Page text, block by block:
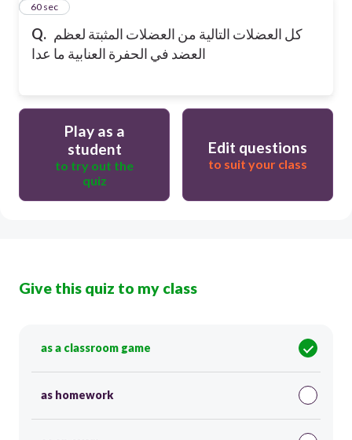
Q. كل العضلات التالية من العضلات المثبتة لعظم
العضد في الحفرة العنابية ما عدا
20
60 sec
Play as a
student
to try out the
quiz
Edit questions
to suit your class
Give this quiz to my class
as a classroom game
as homework